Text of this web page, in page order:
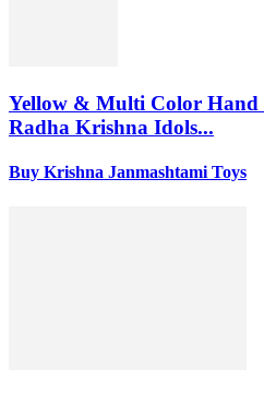
Yellow & Multi Color Hand
Radha Krishna Idols...
Buy Krishna Janmashtami Toys